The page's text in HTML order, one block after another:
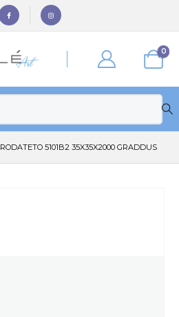
0
RODATETO 5101B2 35X35X2000 GRADDUS